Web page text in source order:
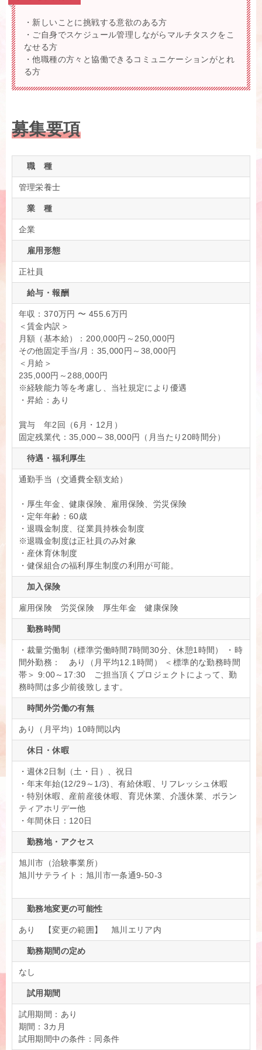
・新しいことに挑戦する意欲のある方
・ご自身でスケジュール管理しながらマルチタスクをこ
なせる方
・他職種の方々と協働できるコミュニケーションがとれ
る方
募集要項
職 種
管理栄養士
業 種
企業
雇用形態
正社員
給与・報酬
年収：370万円 〜 455.6万円
＜賃金内訳＞
月額（基本給）：200,000円～250,000円
その他固定手当/月：35,000円～38,000円
＜月給＞
235,000円～288,000円
※経験能力等を考慮し、当社規定により優遇
・昇給：あり
賞与 年2回（6月・12月）
固定残業代：35,000～38,000円（月当たり20時間分）
待遇・福利厚生
通勤手当（交通費全額支給）
・厚生年金、健康保険、雇用保険、労災保険
・定年年齢：60歳
・退職金制度、従業員持株会制度
※退職金制度は正社員のみ対象
・産休育休制度
・健保組合の福利厚生制度の利用が可能。
加入保険
雇用保険 労災保険 厚生年金 健康保険
勤務時間
・裁量労働制（標準労働時間7時間30分、休憩1時間） ・時
間外勤務： あり（月平均12.1時間） ＜標準的な勤務時間
帯＞ 9:00～17:30 ご担当頂くプロジェクトによって、勤
務時間は多少前後致します。
時間外労働の有無
あり（月平均）10時間以内
休日・休暇
・週休2日制（土・日）、祝日
・年末年始(12/29～1/3)、有給休暇、リフレッシュ休暇
・特別休暇、産前産後休暇、育児休業、介護休業、ボラン
ティアホリデー他
・年間休日：120日
勤務地・アクセス
旭川市（治験事業所）
旭川サテライト：旭川市一条通9-50-3
勤務地変更の可能性
あり 【変更の範囲】 旭川エリア内
勤務期間の定め
なし
試用期間
試用期間：あり
期間：3カ月
試用期間中の条件：同条件